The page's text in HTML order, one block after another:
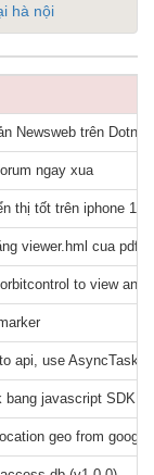
hà nội
Newsweb trên
ngay xua
thị tốt trên iphone
viewer.hml cua
to view an
api, use AsyncTask,
bang javascript SDK
geo from